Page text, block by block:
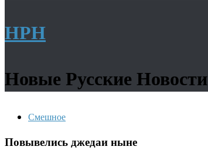
НРН
Новые Русские Новости
Смешное
Повывелись джедаи ныне